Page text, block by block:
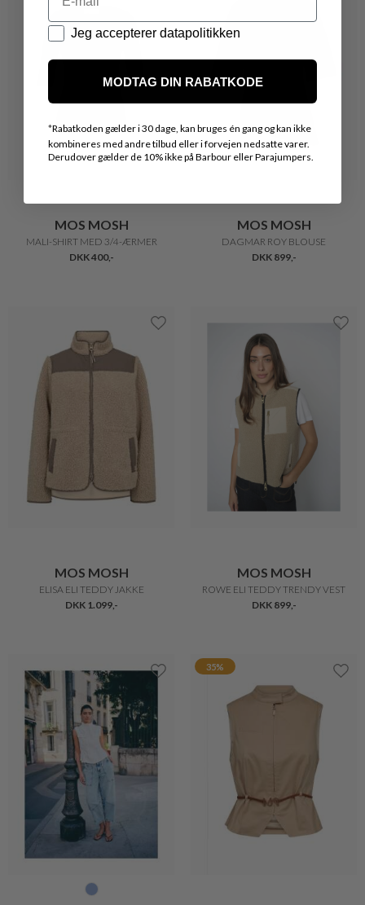
MOS MOSH
MALI-SHIRT MED 3/4-ÆRMER
DKK 400,-
MOS MOSH
DAGMAR ROY BLOUSE
DKK 899,-
MOS MOSH
ELISA ELI TEDDY JAKKE
DKK 1.099,-
MOS MOSH
ROWE ELI TEDDY TRENDY VEST
DKK 899,-
35%
Datapolitik
Jeg accepterer datapolitikken
MODTAG DIN RABATKODE
*Rabatkoden gælder i 30 dage, kan bruges én gang og kan ikke
kombineres med andre tilbud eller i forvejen nedsatte varer.
Derudover gælder de 10% ikke på Barbour eller Parajumpers.